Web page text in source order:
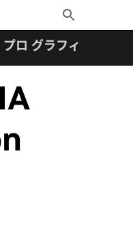
Toggle
Search
プロ グラフィックス